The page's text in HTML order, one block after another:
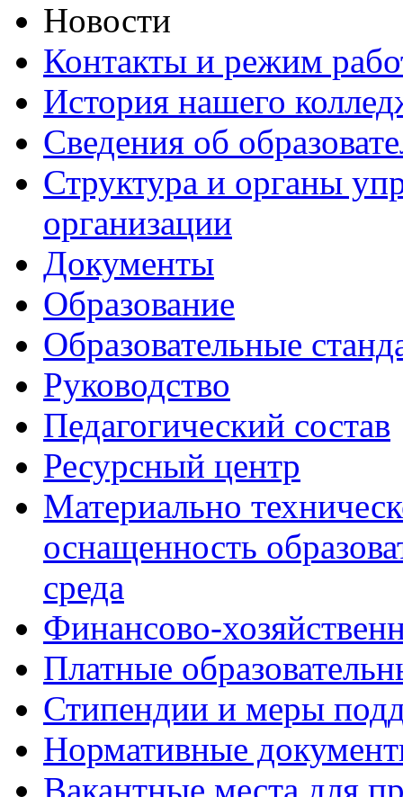
Новости
Контакты и режим
История нашего
Сведения об
Структура и органы
организации
Документы
Образование
Образовательные
Руководство
Педагогический состав
Ресурсный центр
Материально
оснащенность
среда
Финансово-
Платные
Стипендии и меры
Нормативные